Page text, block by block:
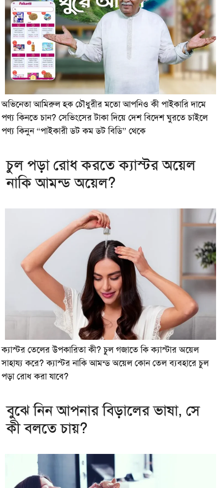
অভিনেতা আমিরুল হক চৌধুরীর মতো আপনিও কী পাইকারি দামে
পণ্য কিনতে চান? সেভিংসের টাকা দিয়ে দেশ বিদেশ ঘুরতে চাইলে
পণ্য কিনুন “পাইকারী ডট কম ডট বিডি” থেকে
চুল পড়া রোধ করতে ক্যাস্টর অয়েল
নাকি আমন্ড অয়েল?
ক্যাস্টর তেলের উপকারিতা কী? চুল গজাতে কি ক্যাস্টার অয়েল
সাহায্য করে? ক্যাস্টর নাকি আমন্ড অয়েল কোন তেল ব্যবহারে চুল
পড়া রোধ করা যাবে?
বুঝে নিন আপনার বিড়ালের ভাষা, সে
কী বলতে চায়?